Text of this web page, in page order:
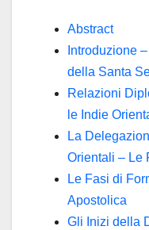
Abstract
Introduzione
della Santa
Relazioni
le Indie
La
Orientali – Le
Le Fasi di
Apostolica
Gli Inizi della